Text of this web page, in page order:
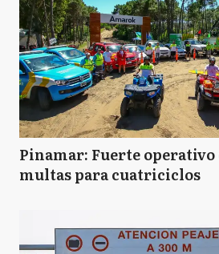
Pinamar: Fuerte
multas para cuatriciclos